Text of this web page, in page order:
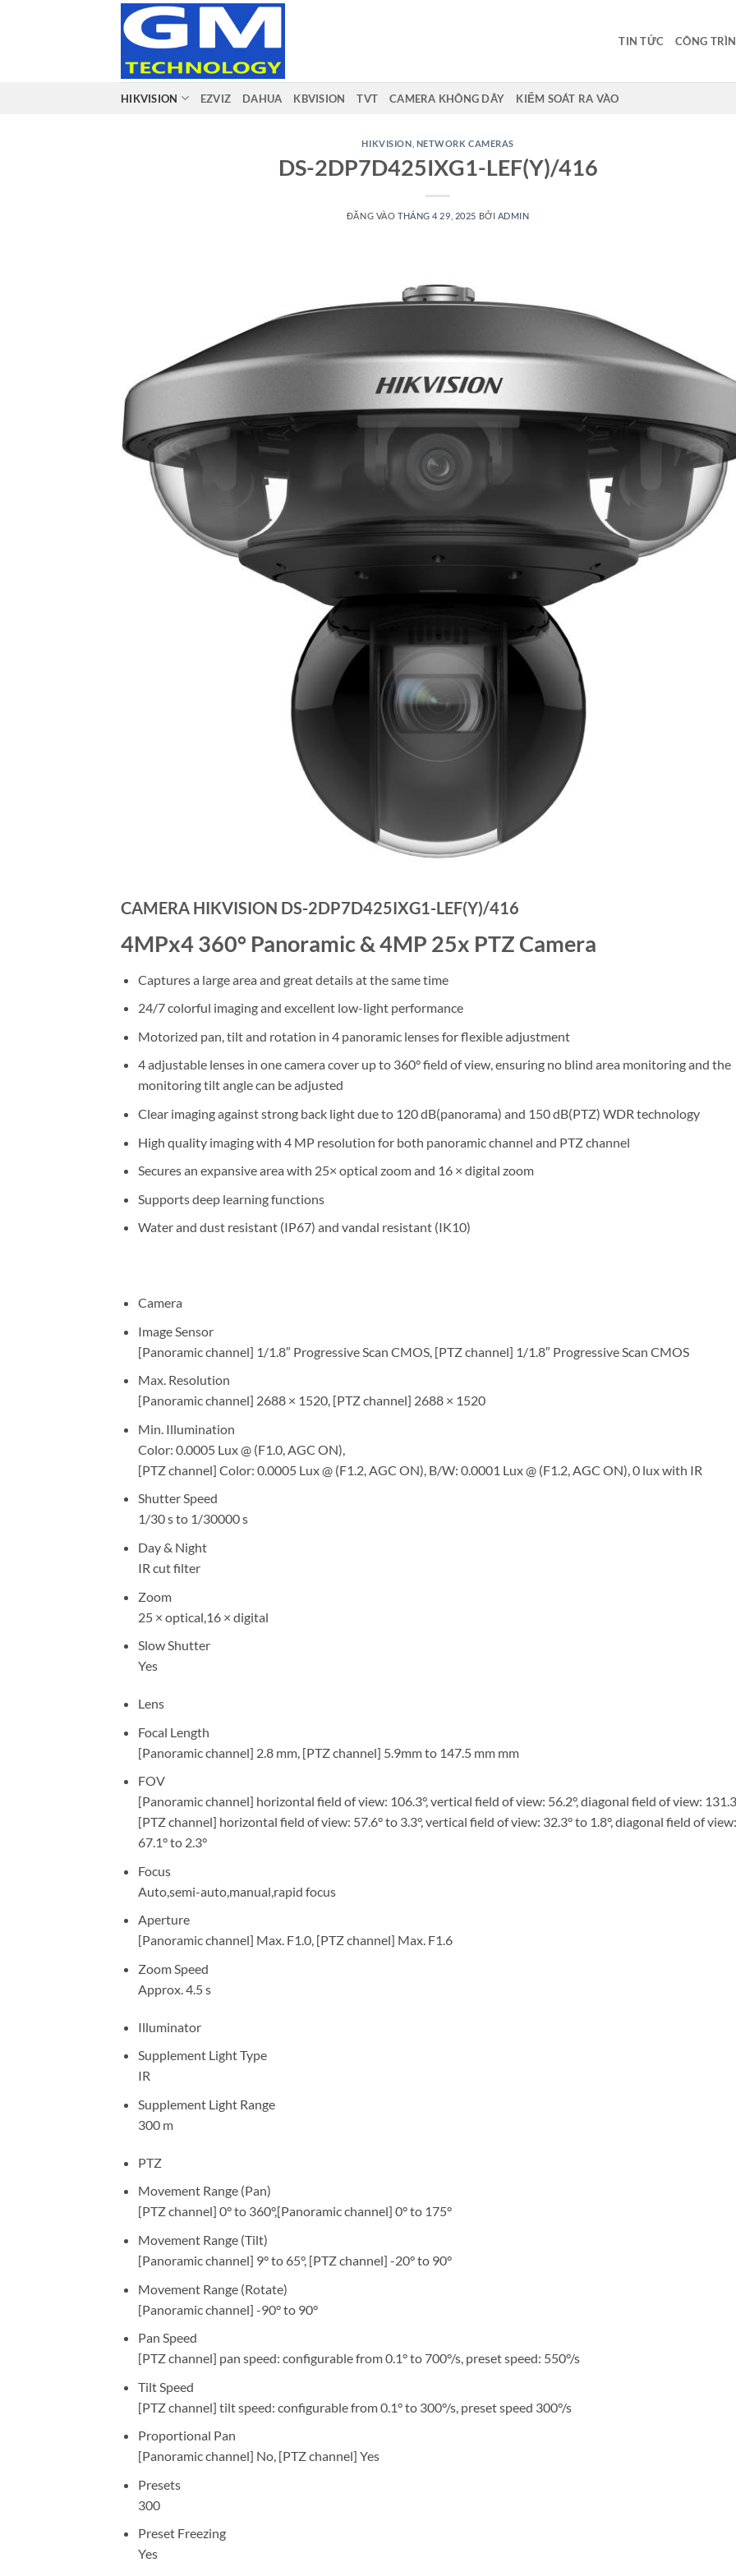
TIN TỨC CÔNG
HIKVISION EZVIZ DAHUA KBVISION TVT CAMERA KHÔNG DÂY KIỂM SOÁT RA VÀO
HIKVISION NETWORK CAMERAS
DS-2DP7D425IXG1-LEF(Y)/416
ĐĂNG VÀO THÁNG 4 29, 2025 BỞI ADMIN
CAMERA HIKVISION DS-2DP7D425IXG1-LEF(Y)/416
4MPx4 360° Panoramic & 4MP 25x PTZ Camera
Captures a large area and great details at the same time
24/7 colorful imaging and excellent low-light performance
Motorized pan, tilt and rotation in 4 panoramic lenses for flexible adjustment
4 adjustable lenses in one camera cover up to 360° field of view, ensuring no blind area monitoring and the
monitoring tilt angle can be adjusted
Clear imaging against strong back light due to 120 dB(panorama) and 150 dB(PTZ) WDR technology
High quality imaging with 4 MP resolution for both panoramic channel and PTZ channel
Secures an expansive area with 25× optical zoom and 16 × digital zoom
Supports deep learning functions
Water and dust resistant (IP67) and vandal resistant (IK10)
Camera
Image Sensor
[Panoramic channel] 1/1.8″ Progressive Scan CMOS, [PTZ channel] 1/1.8″ Progressive Scan CMOS
Max. Resolution
[Panoramic channel] 2688 × 1520, [PTZ channel] 2688 × 1520
Min. Illumination
Color: 0.0005 Lux @ (F1.0, AGC ON),
[PTZ channel] Color: 0.0005 Lux @ (F1.2, AGC ON), B/W: 0.0001 Lux @ (F1.2, AGC ON), 0 lux with IR
Shutter Speed
1/30 s to 1/30000 s
Day & Night
IR cut filter
Zoom
25 × optical,16 × digital
Slow Shutter
Yes
Lens
Focal Length
[Panoramic channel] 2.8 mm, [PTZ channel] 5.9mm to 147.5 mm mm
FOV
[Panoramic channel] horizontal field of view: 106.3°, vertical field of view: 56.2°, diagonal field of view:
[PTZ channel] horizontal field of view: 57.6° to 3.3°, vertical field of view: 32.3° to 1.8°, diagonal field of view:
67.1° to 2.3°
Focus
Auto,semi-auto,manual,rapid focus
Aperture
[Panoramic channel] Max. F1.0, [PTZ channel] Max. F1.6
Zoom Speed
Approx. 4.5 s
Illuminator
Supplement Light Type
IR
Supplement Light Range
300 m
PTZ
Movement Range (Pan)
[PTZ channel] 0° to 360°,[Panoramic channel] 0° to 175°
Movement Range (Tilt)
[Panoramic channel] 9° to 65°, [PTZ channel] -20° to 90°
Movement Range (Rotate)
[Panoramic channel] -90° to 90°
Pan Speed
[PTZ channel] pan speed: configurable from 0.1° to 700°/s, preset speed: 550°/s
Tilt Speed
[PTZ channel] tilt speed: configurable from 0.1° to 300°/s, preset speed 300°/s
Proportional Pan
[Panoramic channel] No, [PTZ channel] Yes
Presets
300
Preset Freezing
Yes